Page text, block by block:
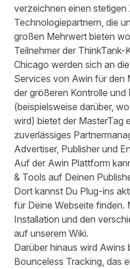
verzeichnen einen
Technologiepartnern, die
großen Mehrwert bieten
Teilnehmer der
Chicago werden sich an
Services von Awin für den
der größeren Kontrolle und
(beispielsweise darüber,
wird) bietet der MasterTag
zuverlässiges
Advertiser, Publisher und
Auf der Awin Plattform
& Tools auf Deinen
Dort kannst Du Plug-ins
für Deine Webseite finden.
Installation und den
auf unserem Wiki.
Darüber hinaus wird Awins
Bounceless Tracking, das